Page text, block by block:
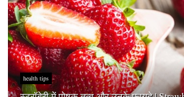
health tips